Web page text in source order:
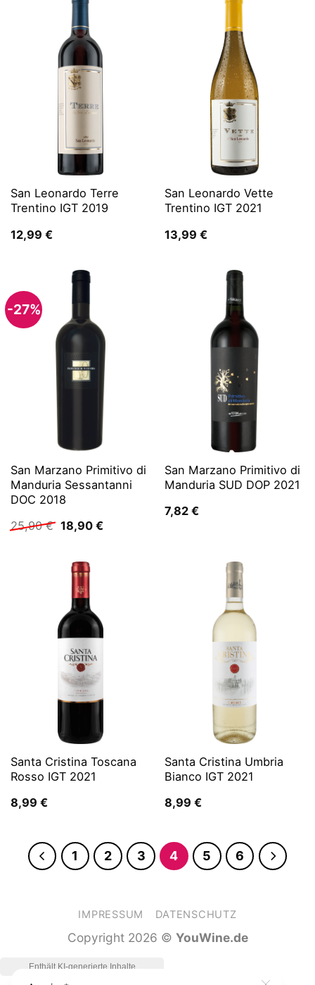
San Leonardo Terre
Trentino IGT 2019
12,99 €
San Leonardo Vette
Trentino IGT 2021
13,99 €
-27%
San Marzano Primitivo di
Manduria Sessantanni
DOC 2018
25,90€ Ursprünglicher
Preis
25,90 €
18,90 €Aktueller
San Marzano Primitivo di
Manduria SUD DOP 2021
7,82 €
Santa Cristina Toscana
Rosso IGT 2021
8,99 €
Santa Cristina Umbria
Bianco IGT 2021
8,99 €
1 2 3 4 5 6
IMPRESSUM DATENSCHUTZ
Copyright 2026 © YouWine.de